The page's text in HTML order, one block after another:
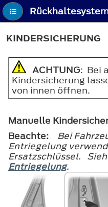
KINDERSICHERUNG
ACHTUNG: Bei
Kindersicherung
von innen öffnen.
Manuelle
Beachte:
Bei
Entriegelung
Ersatzschlüssel.
Entriegelung.